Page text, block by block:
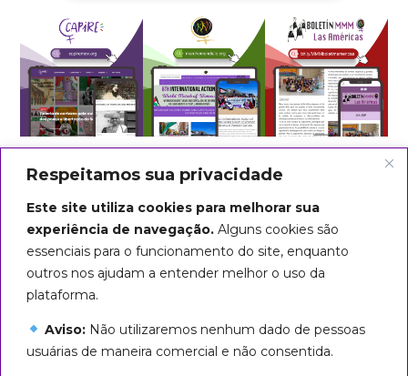
Respeitamos sua privacidade
Este site utiliza cookies para melhorar sua
experiência de navegação. Alguns cookies são
essenciais para o funcionamento do site, enquanto
outros nos ajudam a entender melhor o uso da
plataforma.
Aviso:Não utilizaremos nenhum dado de pessoas
usuárias de maneira comercial e não consentida.